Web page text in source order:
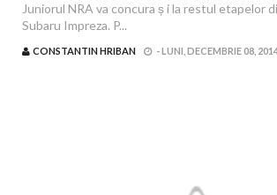
Juniorul NRA va concura ș i la restul etapelor
Subaru Impreza. P...
CONSTANTIN HRIBAN -LUNI, DECEMBRIE 08,